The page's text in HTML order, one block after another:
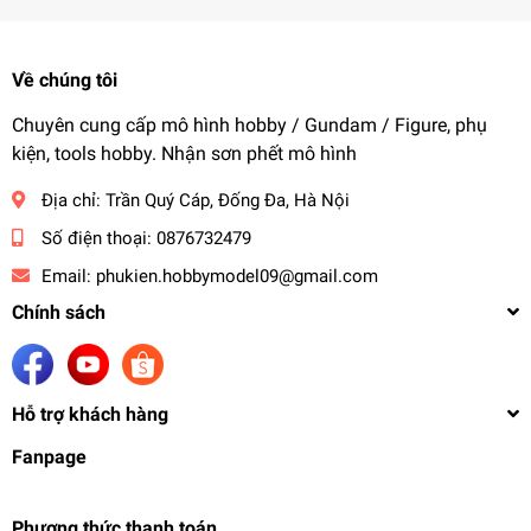
Về chúng tôi
Chuyên cung cấp mô hình hobby / Gundam / Figure, phụ
kiện, tools hobby. Nhận sơn phết mô hình
Địa chỉ: Trần Quý Cáp, Đống Đa, Hà Nội
Số điện thoại: 0876732479
Email: phukien.hobbymodel09@gmail.com
Chính sách
Hỗ trợ khách hàng
Fanpage